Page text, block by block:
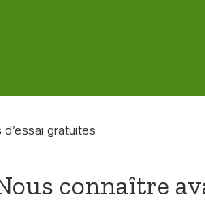
gratuites
connaître